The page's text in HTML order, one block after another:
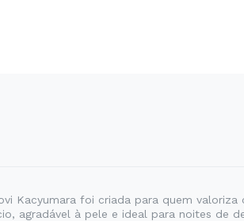
Kacyumara foi criada para quem
agradável à pele e ideal para noites de